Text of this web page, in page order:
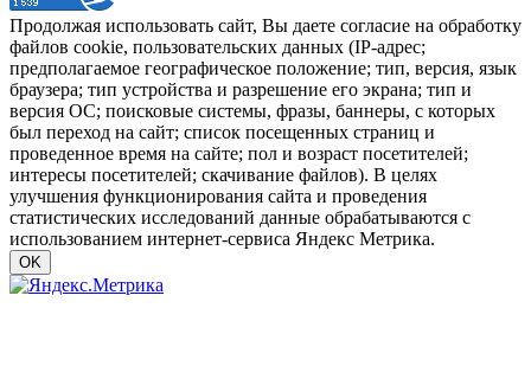
Продолжая использовать сайт, Вы даете согласие на обработку
файлов cookie, пользовательских данных (IP-адрес;
предполагаемое географическое положение; тип, версия, язык
браузера; тип устройства и разрешение его экрана; тип и
версия ОС; поисковые системы, фразы, баннеры, с которых
был переход на сайт; список посещенных страниц и
проведенное время на сайте; пол и возраст посетителей;
интересы посетителей; скачивание файлов). В целях
улучшения функционирования сайта и проведения
статистических исследований данные обрабатываются с
использованием интернет-сервиса Яндекс Метрика.
OK